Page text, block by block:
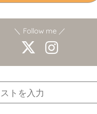
＼ Follow me ／